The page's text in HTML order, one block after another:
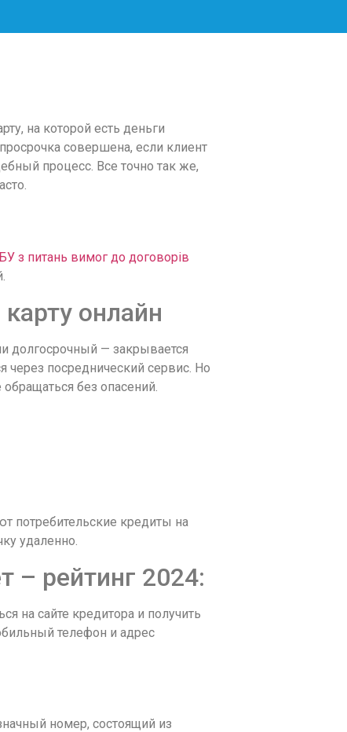
на которой есть деньги
совершена, если клиент
процесс. Все точно так же,
з питань вимог до договорів
онлайн
долгосрочный — закрывается
через посреднический сервис. Но
без опасений.
потребительские кредиты на
удаленно.
– рейтинг 2024:
на сайте кредитора и получить
телефон и адрес
номер, состоящий из